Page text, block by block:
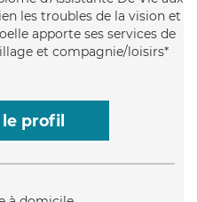
les troubles de la vision et
apporte ses services de
et compagnie/loisirs*
profil